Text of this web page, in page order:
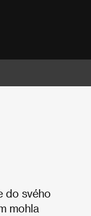
do svého
mohla